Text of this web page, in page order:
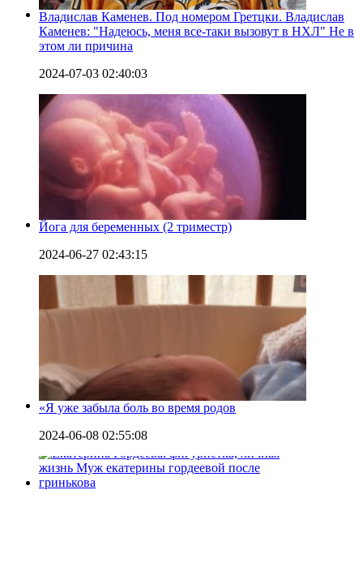
Владислав Каменев. Под номером Гретцки. Владислав
Каменев: "Надеюсь, меня все-таки вызовут в НХЛ" Не в
этом ли причина
2024-07-03 02:40:03
Йога для беременных (2 триместр)
2024-06-27 02:43:15
«Я уже забыла боль во время родов
2024-06-08 02:55:08